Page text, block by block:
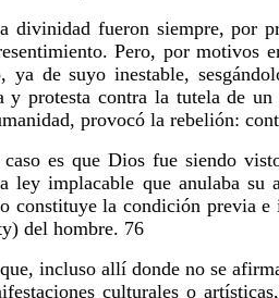
divinidad fueron siempre, por
Pero, por motivos
ya de suyo inestable,
y protesta contra la tutela de
provocó la rebelión:
es que Dios fue siendo
ley implacable que anulaba
constituye la condición previa
del hombre. 76
incluso allí donde no se
culturales o